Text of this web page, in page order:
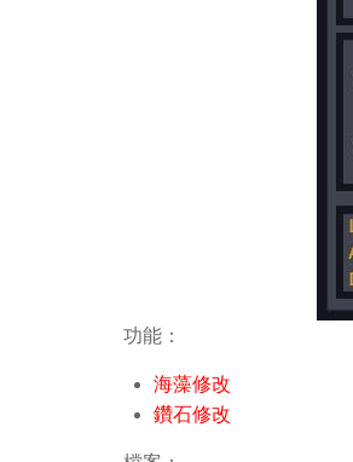
功能：
海藻修改
鑽石修改